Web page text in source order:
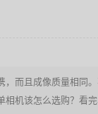
而且成像质量相同
机该怎么选购？看